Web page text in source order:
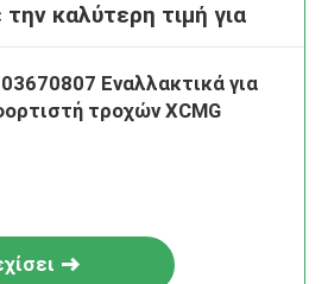
καλύτερη τιμή για
Εναλλακτικά για
τροχών XCMG